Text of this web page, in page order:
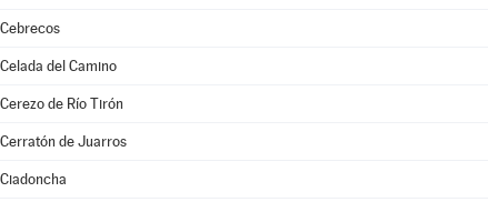
Cebrecos
Celada del Camino
Cerezo de Río Tirón
Cerratón de Juarros
Ciadoncha